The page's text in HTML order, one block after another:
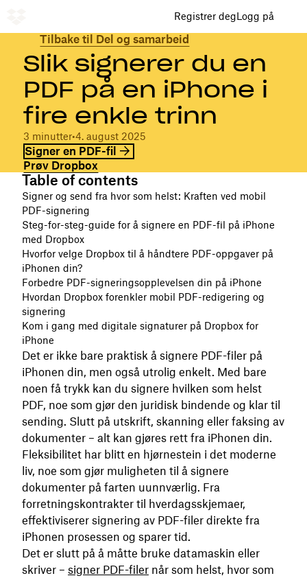
Registrer degLogg på
Tilbake til Del og samarbeid
Slik signerer du en
PDF på en iPhone i
fire enkle trinn
3 minutter•4. august 2025
Signer en PDF-fil
Prøv Dropbox
Table of contents
Signer og send fra hvor som helst: Kraften ved mobil
PDF-signering
Steg-for-steg-guide for å signere en PDF-fil på iPhone
med Dropbox
Hvorfor velge Dropbox til å håndtere PDF-oppgaver på
iPhonen din?
Forbedre PDF-signeringsopplevelsen din på iPhone
Hvordan Dropbox forenkler mobil PDF-redigering og
signering
Kom i gang med digitale signaturer på Dropbox for
iPhone
Det er ikke bare praktisk å signere PDF-filer på
iPhonen din, men også utrolig enkelt. Med bare
noen få trykk kan du signere hvilken som helst
PDF, noe som gjør den juridisk bindende og klar til
sending. Slutt på utskrift, skanning eller faksing av
dokumenter – alt kan gjøres rett fra iPhonen din.
Fleksibilitet har blitt en hjørnestein i det moderne
liv, noe som gjør muligheten til å signere
dokumenter på farten uunnværlig. Fra
forretningskontrakter til hverdagsskjemaer,
effektiviserer signering av PDF-filer direkte fra
iPhonen prosessen og sparer tid.
Det er slutt på å måtte bruke datamaskin eller
skriver – signer PDF-filer når som helst, hvor som